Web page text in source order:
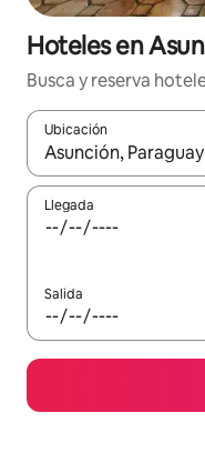
Hoteles en
Busca y reserva
Ubicación
Cuando los
Llegada
Salida